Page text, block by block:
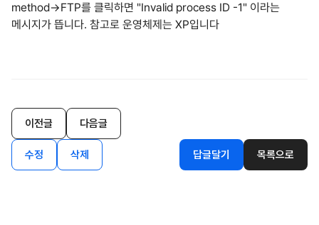
method->FTP를 클릭하면 "Invalid process ID -1" 이라는
메시지가 뜹니다. 참고로 운영체제는 XP입니다
이전글 다음글
수정 삭제 답글달기 목록으로